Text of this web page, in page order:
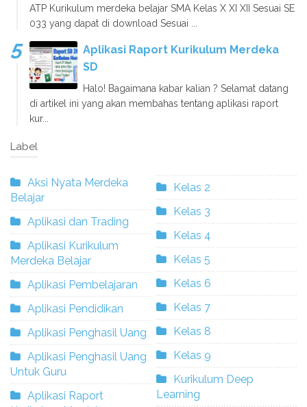
ATP Kurikulum merdeka belajar SMA Kelas X XI XII Sesuai SE
033 yang dapat di download Sesuai ...
Aplikasi Raport Kurikulum Merdeka
SD
Halo! Bagaimana kabar kalian ? Selamat datang
di artikel ini yang akan membahas tentang aplikasi raport
kur...
Label
Aksi Nyata Merdeka
Belajar
Aplikasi dan Trading
Aplikasi Kurikulum
Merdeka Belajar
Aplikasi Pembelajaran
Aplikasi Pendidikan
Aplikasi Penghasil Uang
Aplikasi Penghasil Uang
Untuk Guru
Aplikasi Raport
Kelas 2
Kelas 3
Kelas 4
Kelas 5
Kelas 6
Kelas 7
Kelas 8
Kelas 9
Kurikulum Deep
Learning